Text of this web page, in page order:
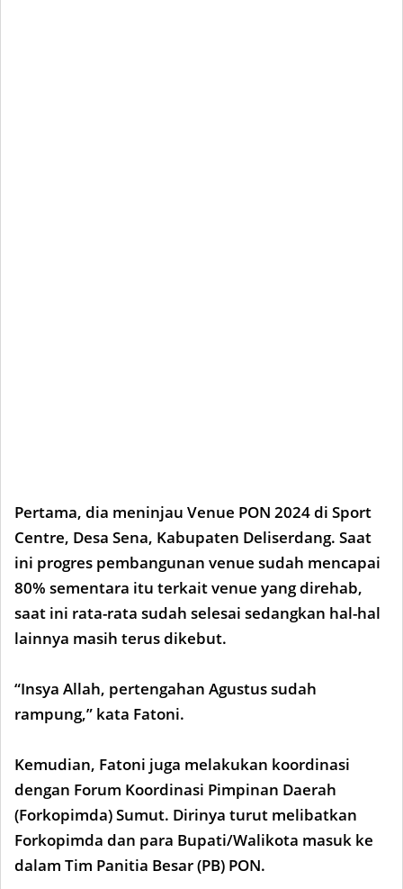
Pertama, dia meninjau Venue PON 2024 di Sport
Centre, Desa Sena, Kabupaten Deliserdang. Saat
ini progres pembangunan venue sudah mencapai
80% sementara itu terkait venue yang direhab,
saat ini rata-rata sudah selesai sedangkan hal-hal
lainnya masih terus dikebut.
“Insya Allah, pertengahan Agustus sudah
rampung,” kata Fatoni.
Kemudian, Fatoni juga melakukan koordinasi
dengan Forum Koordinasi Pimpinan Daerah
(Forkopimda) Sumut. Dirinya turut melibatkan
Forkopimda dan para Bupati/Walikota masuk ke
dalam Tim Panitia Besar (PB) PON.